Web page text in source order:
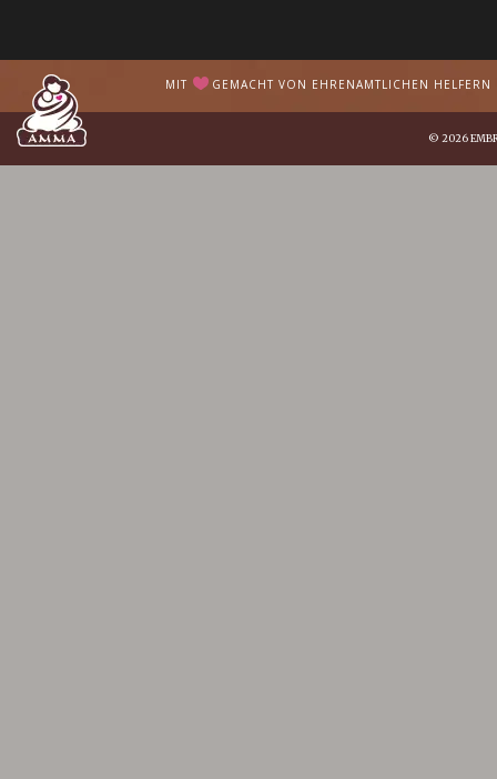
MIT GEMACHT VON EHRENAMTLICHEN
© 2026